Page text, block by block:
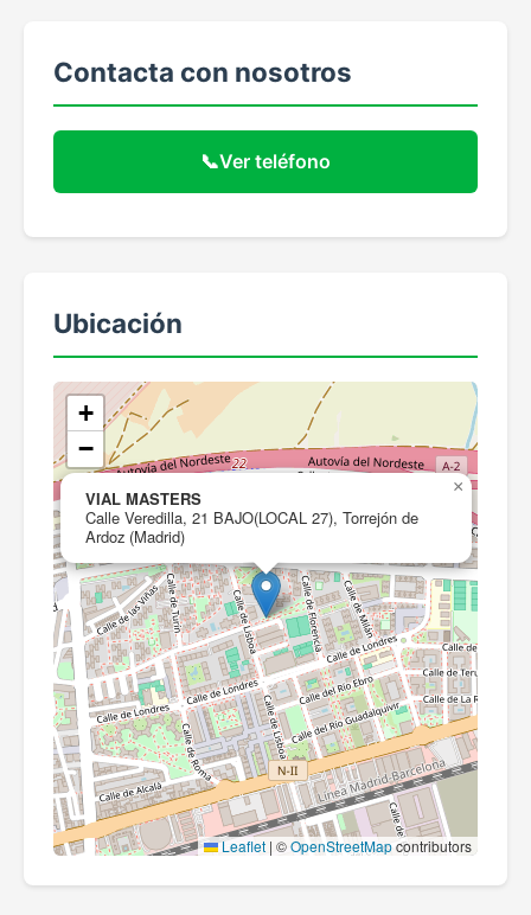
Contacta con nosotros
📞Ver teléfono
Ubicación
VIAL MASTERS
Calle Veredilla, 21 BAJO(LOCAL 27), Torrejón de
Ardoz (Madrid)
×
+
−
Leaflet | ©OpenStreetMapcontributors